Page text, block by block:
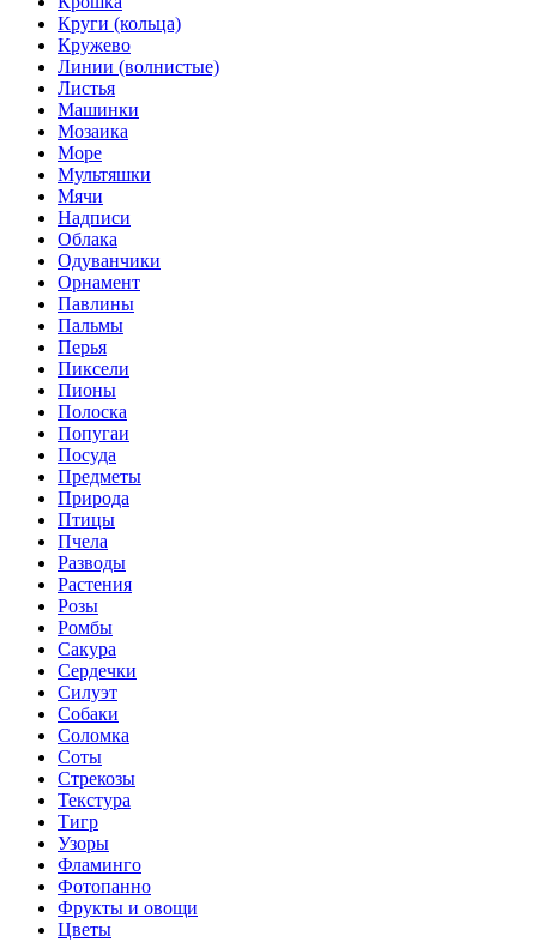
Круги (кольца)
Кружево
Линии (волнистые)
Листья
Машинки
Мозаика
Море
Мультяшки
Мячи
Надписи
Облака
Одуванчики
Орнамент
Павлины
Пальмы
Перья
Пиксели
Пионы
Полоска
Попугаи
Посуда
Предметы
Природа
Птицы
Пчела
Разводы
Растения
Розы
Ромбы
Сакура
Сердечки
Силуэт
Собаки
Соломка
Соты
Стрекозы
Текстура
Тигр
Узоры
Фламинго
Фотопанно
Фрукты и овощи
Цветы